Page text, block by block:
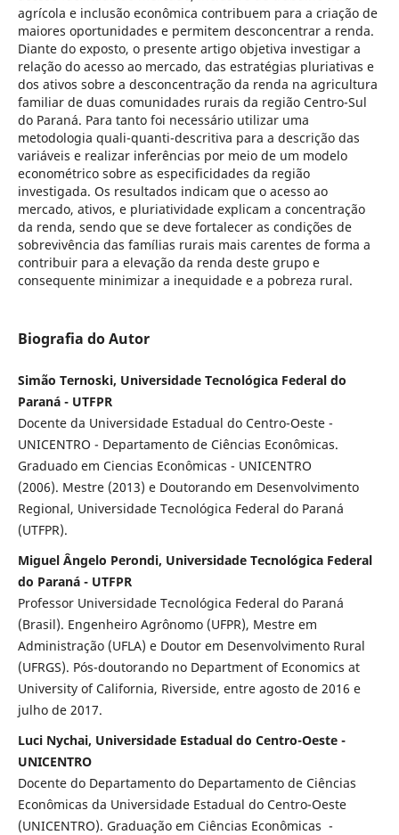
agrícola e inclusão econômica contribuem para a criação de
maiores oportunidades e permitem desconcentrar a renda.
Diante do exposto, o presente artigo objetiva investigar a
relação do acesso ao mercado, das estratégias pluriativas e
dos ativos sobre a desconcentração da renda na agricultura
familiar de duas comunidades rurais da região Centro-Sul
do Paraná. Para tanto foi necessário utilizar uma
metodologia quali-quanti-descritiva para a descrição das
variáveis e realizar inferências por meio de um modelo
econométrico sobre as especificidades da região
investigada. Os resultados indicam que o acesso ao
mercado, ativos, e pluriatividade explicam a concentração
da renda, sendo que se deve fortalecer as condições de
sobrevivência das famílias rurais mais carentes de forma a
contribuir para a elevação da renda deste grupo e
consequente minimizar a inequidade e a pobreza rural.
Biografia do Autor
Simão Ternoski, Universidade Tecnológica Federal do
Paraná - UTFPR
Docente da Universidade Estadual do Centro-Oeste -
UNICENTRO - Departamento de Ciências Econômicas.
Graduado em Ciencias Econômicas - UNICENTRO
(2006). Mestre (2013) e Doutorando em Desenvolvimento
Regional, Universidade Tecnológica Federal do Paraná
(UTFPR).
Miguel Ângelo Perondi, Universidade Tecnológica Federal
do Paraná - UTFPR
Professor Universidade Tecnológica Federal do Paraná
(Brasil). Engenheiro Agrônomo (UFPR), Mestre em
Administração (UFLA) e Doutor em Desenvolvimento Rural
(UFRGS). Pós-doutorando no Department of Economics at
University of California, Riverside, entre agosto de 2016 e
julho de 2017.
Luci Nychai, Universidade Estadual do Centro-Oeste -
UNICENTRO
Docente do Departamento do Departamento de Ciências
Econômicas da Universidade Estadual do Centro-Oeste
(UNICENTRO). Graduação em Ciências Econômicas -